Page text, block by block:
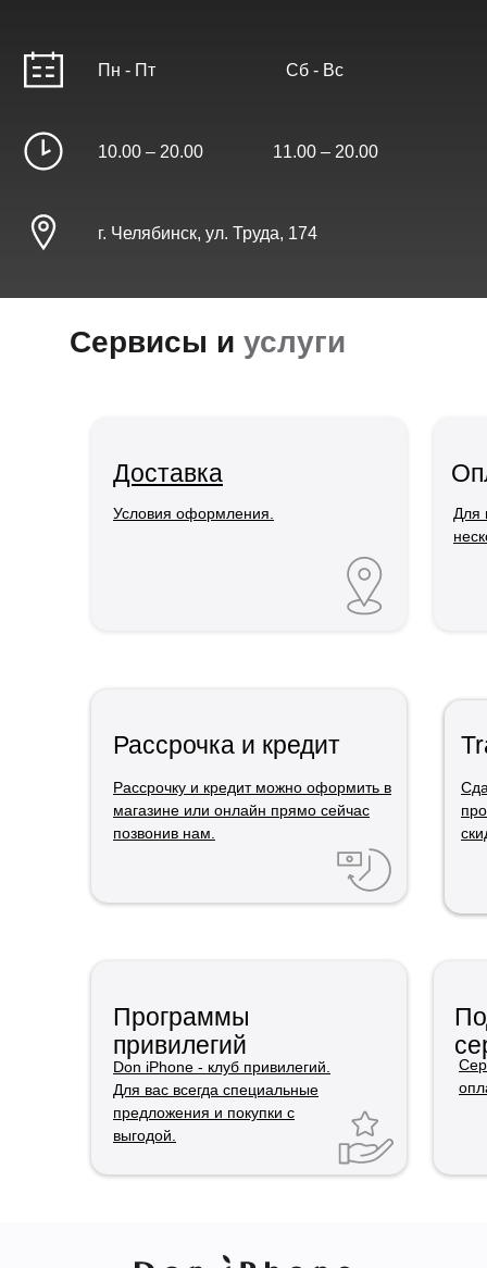
Пн - Пт Сб - Вс
10.00 – 20.00 11.00 – 20.00
г. Челябинск, ул. Труда, 174
Сервисы и услуги
Доставка
Условия оформления.
Для
Рассрочка и кредит
Рассрочку и кредит можно оформить в
магазине или онлайн прямо сейчас
позвонив нам.
Программы
привилегий
Don iPhone - клуб привилегий.
Для вас всегда специальные
предложения и покупки с
выгодой.